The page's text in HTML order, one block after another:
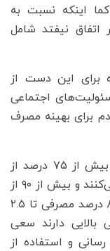
اینکه نسبت به
اتفاق نیفتد شامل
برای این دست از
اجتماعی
برای بهینه مصرف
درصد از
در چارچوب تعرفه‌ها استفاده می‌کنند و بیش از ۹۰ از
مشترکان در پلکان اول و دوم قرار دارند، ۸ درصد مصرفی تا ۲.۵
بالایی دارند سعی
و استفاده از